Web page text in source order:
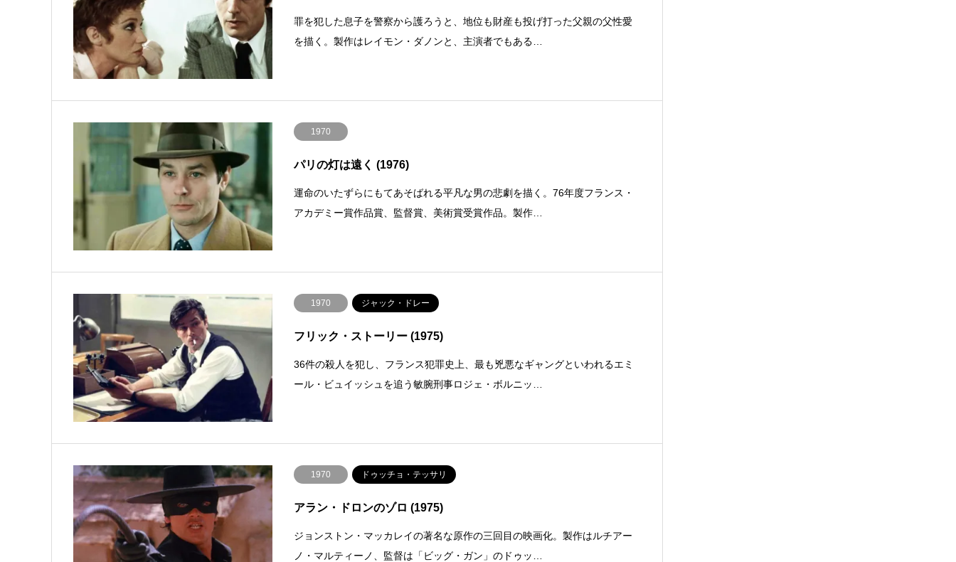
罪を犯した息子を警察から護ろうと、地位も財産も投げ打った父親の父性愛
を描く。製作はレイモン・ダノンと、主演者でもある…
1970
パリの灯は遠く (1976)
運命のいたずらにもてあそばれる平凡な男の悲劇を描く。76年度フランス・
アカデミー賞作品賞、監督賞、美術賞受賞作品。製作…
1970 ジャック・ドレー
フリック・ストーリー (1975)
36件の殺人を犯し、フランス犯罪史上、最も兇悪なギャングといわれるエミ
ール・ビュイッシュを追う敏腕刑事ロジェ・ボルニッ…
1970 ドゥッチョ・テッサリ
アラン・ドロンのゾロ (1975)
ジョンストン・マッカレイの著名な原作の三回目の映画化。製作はルチアー
ノ・マルティーノ、監督は「ビッグ・ガン」のドゥッ…